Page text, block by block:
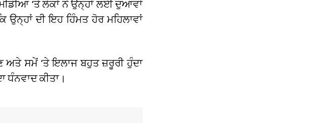
‘ਤੇ ਲੋਕਾਂ ਨੇ ਉਨ੍ਹਾਂ ਲਈ ਦੁਆਵਾਂ
ਦੀ ਇਹ ਹਿੰਮਤ ਹੋਰ ਮਹਿਲਾਵਾਂ
ਅਤੇ ਸਮੇਂ ‘ਤੇ ਇਲਾਜ ਬਹੁਤ ਜ਼ਰੂਰੀ ਹੁੰਦਾ
ਕੀਤਾ।